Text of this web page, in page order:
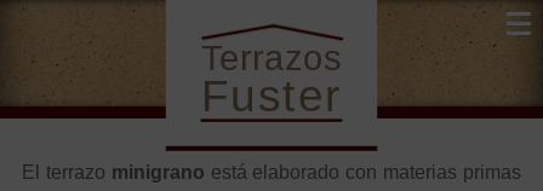
Terrazos
Fuster
Minigranos
El terrazo minigrano está elaborado con materias primas